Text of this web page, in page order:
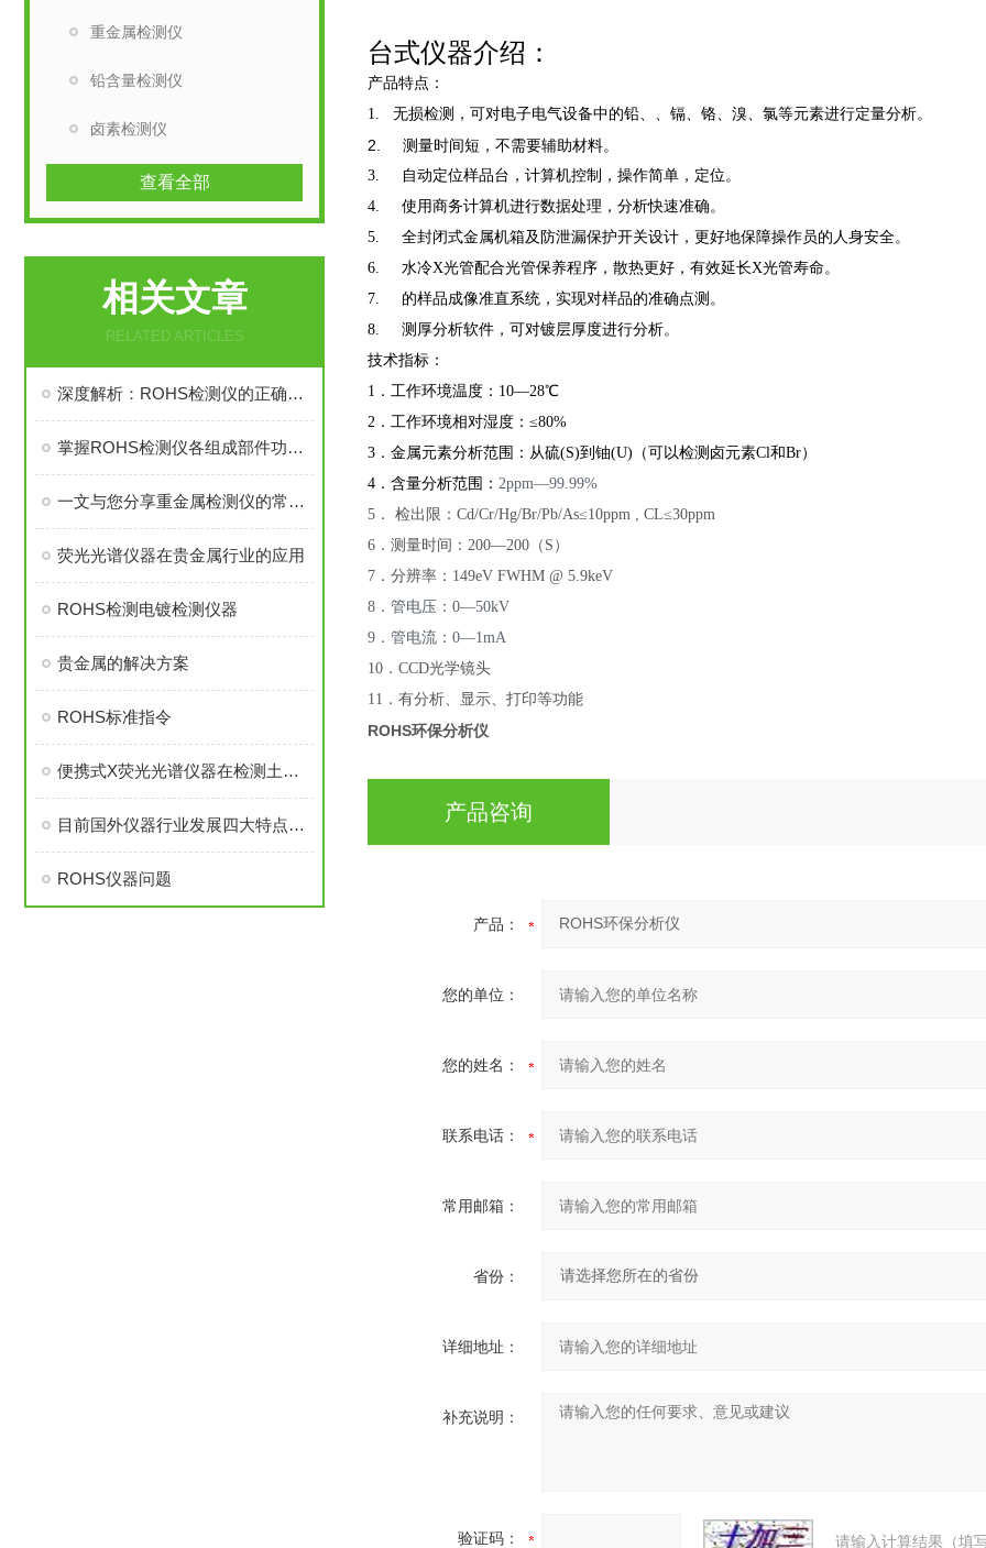
重金属检测仪
铅含量检测仪
卤素检测仪
查看全部
相关文章
RELATED ARTICLES
深度解析：ROHS检测仪的正确操作方法全攻略
掌握ROHS检测仪各组成部件功能特点有助于提升操作效率与数据可靠性
一文与您分享重金属检测仪的常见问题相应解决方法
荧光光谱仪器在贵金属行业的应用
ROHS检测电镀检测仪器
贵金属的解决方案
ROHS标准指令
便携式X荧光光谱仪器在检测土壤中金属的鉴定方法
目前国外仪器行业发展四大特点分析
ROHS仪器问题
台式仪器介绍：
产品特点：
1. 无损检测，可对电子电气设备中的铅、、镉、铬、溴、氯等元素进行定量分析。
2. 测量时间短，不需要辅助材料。
3. 自动定位样品台，计算机控制，操作简单，定位。
4. 使用商务计算机进行数据处理，分析快速准确。
5. 全封闭式金属机箱及防泄漏保护开关设计，更好地保障操作员的人身安全。
6. 水冷X光管配合光管保养程序，散热更好，有效延长X光管寿命。
7. 的样品成像准直系统，实现对样品的准确点测。
8. 测厚分析软件，可对镀层厚度进行分析。
技术指标：
1 ．工作环境温度：10—28℃
2 ．工作环境相对湿度：≤80%
3 ． 金属元素分析范围：从硫(S)到铀(U)（可以检测卤元素Cl和Br）
4 ．含量分析范围： 2ppm—99.99%
5 ． 检出限：Cd/Cr/Hg/Br/Pb/As≤10ppm , CL≤30ppm
6 ．测量时间：200—200（S）
7 ．分辨率：149eV FWHM @ 5.9keV
8．管电压：0—50kV
9．管电流：0—1mA
10 ．CCD光学镜头
11 ．有分析、显示、打印等功能
ROHS环保分析仪
产品咨询
产品：
您的单位：
您的姓名：
联系电话：
常用邮箱：
省份：
详细地址：
补充说明：
验证码： 请输入计算结果（填